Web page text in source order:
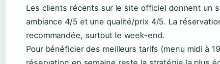
Les clients récents sur le site officiel donnent un
ambiance 4/5 et une qualité/prix 4/5. La
recommandée, surtout le week-end.
Pour bénéficier des meilleurs tarifs (menu midi à